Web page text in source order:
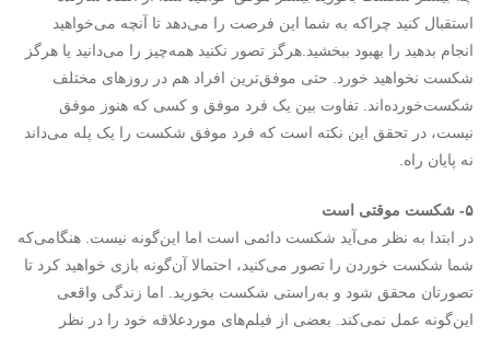
استقبال کنید چراکه به شما این فرصت را می‌دهد تا آنچه می‌خواهید
انجام بدهید را بهبود ببخشید.هرگز تصور نکنید همه‌چیز را می‌دانید یا هرگز
شکست نخواهید خورد. حتی موفق‌ترین افراد هم در روزهای مختلف
شکست‌خورده‌اند. تفاوت بین یک فرد موفق و کسی که هنوز موفق
نیست، در تحقق این نکته است که فرد موفق شکست را یک پله می‌داند
نه پایان راه.
۵- شکست موقتی است
در ابتدا به نظر می‌آید شکست دائمی است اما این‌گونه نیست. هنگامی‌که
شما شکست خوردن را تصور می‌کنید، احتمالا آن‌گونه بازی خواهید کرد تا
تصورتان محقق شود و به‌راستی شکست بخورید. اما زندگی واقعی
این‌گونه عمل نمی‌کند. بعضی از فیلم‌های موردعلاقه خود را در نظر